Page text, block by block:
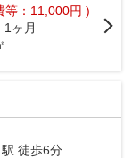
等：11,000円 )
1ヶ月
駅 徒歩6分